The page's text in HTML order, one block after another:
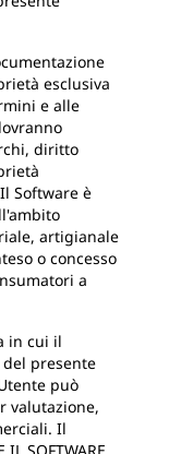
esclusiva
e alle
diritto
Software è
artigianale
o concesso
a
in cui il
del presente
può
valutazione,
Il